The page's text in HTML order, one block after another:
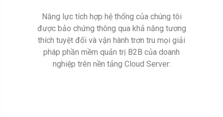
Năng lực tích hợp hệ thống của chúng tôi
được bảo chứng thông qua khả năng tương
thích tuyệt đối và vận hành trơn tru mọi giải
pháp phần mềm quản trị B2B của doanh
nghiệp trên nền tảng Cloud Server: